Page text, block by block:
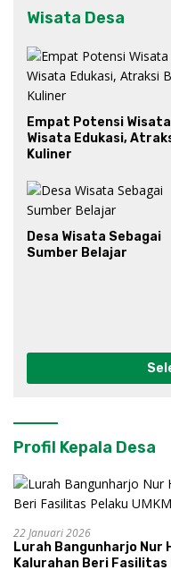
Wisata Desa
Empat Potensi
Wisata Edukasi,
Kuliner
Desa Wisata Sebagai
Sumber Belajar
Profil Kepala Desa
22 Januari 2026
Lurah Bangunharjo Nur
Kalurahan Beri Fasilitas